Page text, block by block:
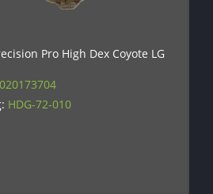
Pro High Dex Coyote LG
HDG-72-010